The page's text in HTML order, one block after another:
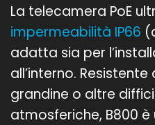
La telecamera PoE
impermeabilità IP66
adatta sia per
all’interno.
grandine o altre
atmosferiche, B800